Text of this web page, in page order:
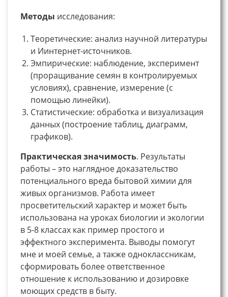
Методы исследования:
Теоретические: анализ научной литературы
и Иинтернет-источников.
Эмпирические: наблюдение, эксперимент
(проращивание семян в контролируемых
условиях), сравнение, измерение (с
помощью линейки).
Статистические: обработка и визуализация
данных (построение таблиц, диаграмм,
графиков).
Практическая значимость. Результаты
работы – это наглядное доказательство
потенциального вреда бытовой химии для
живых организмов. Работа имеет
просветительский характер и может быть
использована на уроках биологии и экологии
в 5-8 классах как пример простого и
эффектного эксперимента. Выводы помогут
мне и моей семье, а также одноклассникам,
сформировать более ответственное
отношение к использованию и дозировке
моющих средств в быту.